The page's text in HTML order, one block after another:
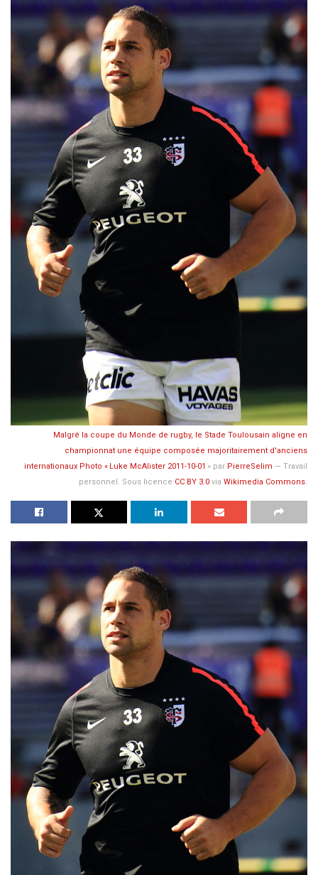
Malgré la coupe du Monde de rugby, le Stade Toulousain aligne en
championnat une équipe composée majoritairement d'anciens
internationaux Photo « Luke McAlister 2011-10-01 » par PierreSelim — Travail
personnel. Sous licence CC BY 3.0 via Wikimedia Commons.